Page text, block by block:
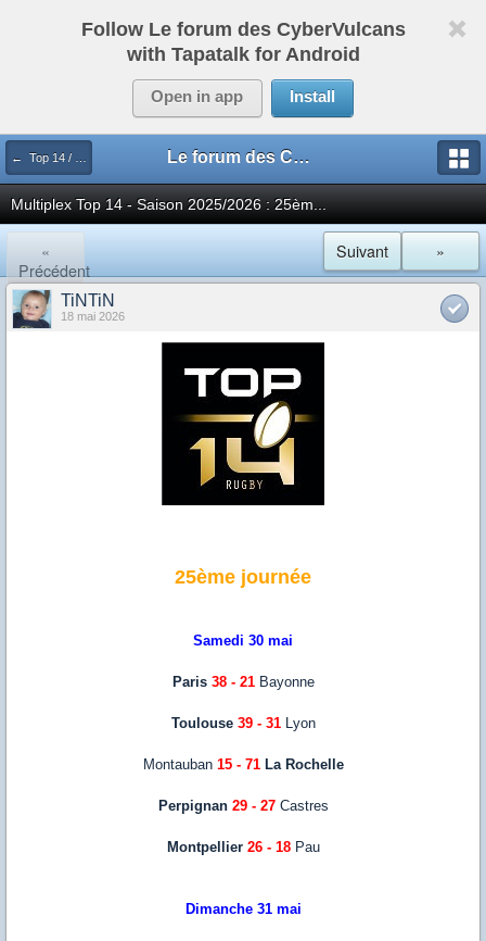
Follow Le forum des CyberVulcans
with Tapatalk for Android
Open in app Install
← Top 14 / Pro D2 Le forum des CyberVulcans
Multiplex Top 14 - Saison 2025/2026 : 25èm...
«
Précédent
»
Suivant
TiNTiN
18 mai 2026
25ème journée
Samedi 30 mai
Paris 38 - 21Bayonne
Toulouse 39 - 31Lyon
Montauban 15 - 71La Rochelle
Perpignan 29 - 27Castres
Montpellier 26 - 18Pau
Dimanche 31 mai